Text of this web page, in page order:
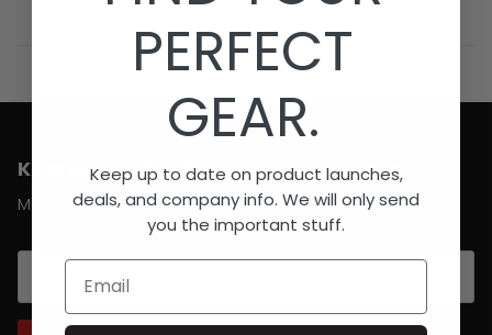
KOM IN CONTACT MET BRABO HOCKEY
Meld u aan voor updates
PERFECT
GEAR.
Keep up to date on product launches,
deals, and company info. We will only send
you the important stuff.
Email